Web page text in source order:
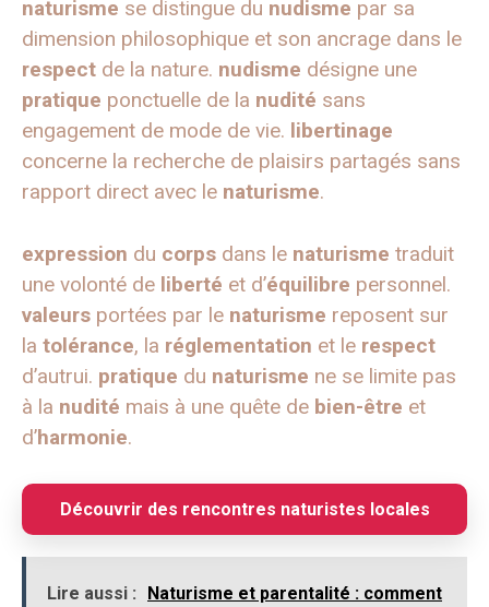
naturisme se distingue du nudisme par sa
dimension philosophique et son ancrage dans le
respect de la nature. nudisme désigne une
pratique ponctuelle de la nudité sans
engagement de mode de vie. libertinage
concerne la recherche de plaisirs partagés sans
rapport direct avec le naturisme.
expression du corps dans le naturisme traduit
une volonté de liberté et d’équilibre personnel.
valeurs portées par le naturisme reposent sur
la tolérance, la réglementation et le respect
d’autrui. pratique du naturisme ne se limite pas
à la nudité mais à une quête de bien-être et
d’harmonie.
Découvrir des rencontres naturistes locales
Lire aussi : Naturisme et parentalité : comment